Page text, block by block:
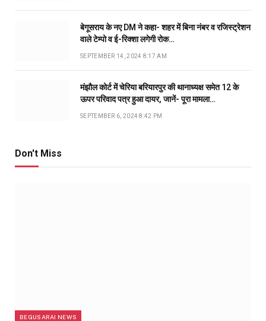
बेगूसराय के नए DM ने कहा- शहर में बिना नंबर व रजिस्ट्रेशन
वाले टेम्पो व ई-रिक्शा लगेगी रोक…
SEPTEMBER 14, 2024 8:17 AM
मंझौल कोर्ट में चेरिया बरियारपुर की थानाध्यक्ष समेत 12 के
ऊपर परिवाद पत्र हुआ दायर, जानें- पूरा मामला…
SEPTEMBER 6, 2024 8:42 PM
Don't Miss
BEGUSARAI NEWS